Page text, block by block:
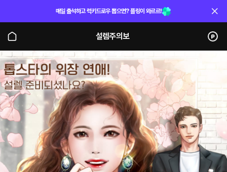
매일 출석하고 럭키드로우 뽑으면? 플링이 와르르!
설렘주의보